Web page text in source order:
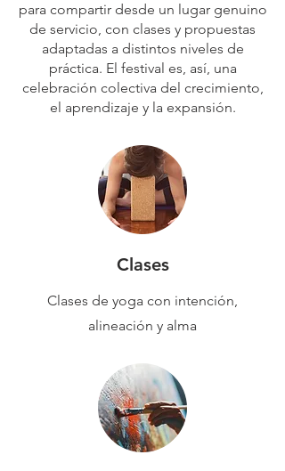
para compartir desde un lugar genuino
de servicio, con clases y propuestas
adaptadas a distintos niveles de
práctica. El festival es, así, una
celebración colectiva del crecimiento,
el aprendizaje y la expansión.
Clases
Clases de yoga con intención,
alineación y alma